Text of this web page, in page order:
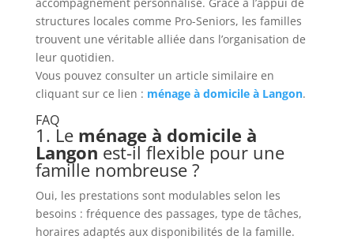
structures locales comme Pro-Seniors, les familles
trouvent une véritable alliée dans l’organisation de
leur quotidien.
Vous pouvez consulter un article similaire en
cliquant sur ce lien : ménage à domicile à Langon.
FAQ
1. Le ménage à domicile à
Langon est-il flexible pour une
famille nombreuse ?
Oui, les prestations sont modulables selon les
besoins : fréquence des passages, type de tâches,
horaires adaptés aux disponibilités de la famille.